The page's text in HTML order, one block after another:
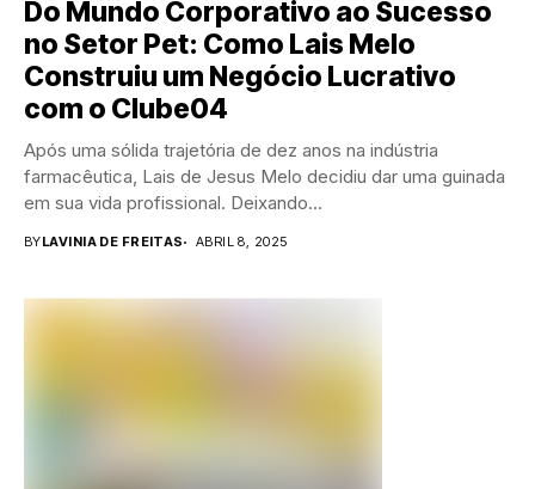
Do Mundo Corporativo ao Sucesso
no Setor Pet: Como Lais Melo
Construiu um Negócio Lucrativo
com o Clube04
Após uma sólida trajetória de dez anos na indústria
farmacêutica, Lais de Jesus Melo decidiu dar uma guinada
em sua vida profissional. Deixando...
BYLAVINIA DE FREITAS ABRIL 8, 2025